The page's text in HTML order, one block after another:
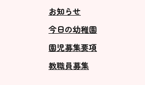
お知らせ
今日の幼稚園
園児募集要項
教職員募集